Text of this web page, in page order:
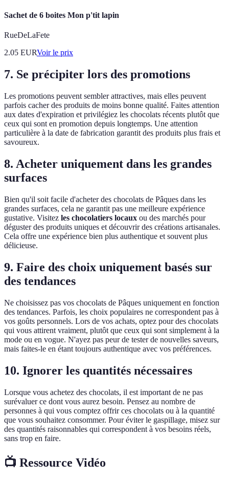
Sachet de 6 boites Mon p'tit lapin
RueDeLaFete
2.05 EURVoir le prix
7. Se précipiter lors des promotions
Les promotions peuvent sembler attractives, mais elles peuvent
parfois cacher des produits de moins bonne qualité. Faites attention
aux dates d'expiration et privilégiez les chocolats récents plutôt que
ceux qui sont en promotion depuis longtemps. Une attention
particulière à la date de fabrication garantit des produits plus frais et
savoureux.
8. Acheter uniquement dans les grandes
surfaces
Bien qu'il soit facile d'acheter des chocolats de Pâques dans les
grandes surfaces, cela ne garantit pas une meilleure expérience
gustative. Visitez les chocolatiers locaux ou des marchés pour
déguster des produits uniques et découvrir des créations artisanales.
Cela offre une expérience bien plus authentique et souvent plus
délicieuse.
9. Faire des choix uniquement basés sur
des tendances
Ne choisissez pas vos chocolats de Pâques uniquement en fonction
des tendances. Parfois, les choix populaires ne correspondent pas à
vos goûts personnels. Lors de vos achats, optez pour des chocolats
qui vous attirent vraiment, plutôt que ceux qui sont simplement à la
mode ou en vogue. N'ayez pas peur de tester de nouvelles saveurs,
mais faites-le en étant toujours authentique avec vos préférences.
10. Ignorer les quantités nécessaires
Lorsque vous achetez des chocolats, il est important de ne pas
surévaluer ce dont vous aurez besoin. Pensez au nombre de
personnes à qui vous comptez offrir ces chocolats ou à la quantité
que vous souhaitez consommer. Pour éviter le gaspillage, misez sur
des quantités raisonnables qui correspondent à vos besoins réels,
sans trop en faire.
📺 Ressource Vidéo